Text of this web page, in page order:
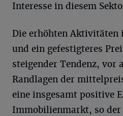
Interesse in diesem
Die erhöhten Aktivitäten
und ein gefestigteres
steigender Tendenz, vor
Randlagen der
eine insgesamt positive
Immobilienmarkt, so der